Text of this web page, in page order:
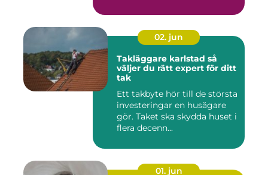
02. jun
Takläggare karlstad så
väljer du rätt expert för ditt
tak
Ett takbyte hör till de största
investeringar en husägare
gör. Taket ska skydda huset i
flera decenn...
01. jun